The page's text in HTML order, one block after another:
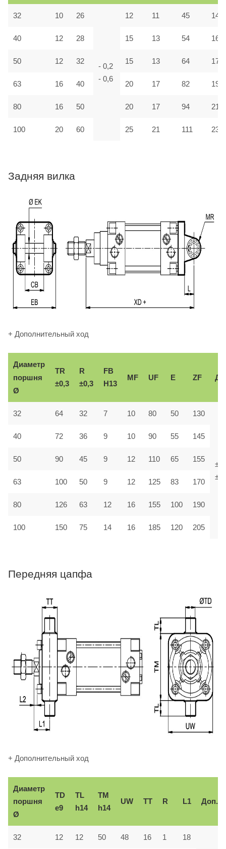
32 10 26
- 0,2
- 0,6
12 11 45 142
40 12 28 15 13 54 160
50 12 32 15 13 64 170
63 16 40 20 17 82 190
80 16 50 20 17 94 210
100 20 60 25 21 111 230
Задняя вилка
+ Дополнительный ход
Диаметр
поршня
Ø
TR
±0,3
R
±0,3
FB
H13
MF UF E ZF
32 64 32 7 10 80 50 130
40 72 36 9 10 90 55 145
50 90 45 9 12 110 65 155
63 100 50 9 12 125 83 170
80 126 63 12 16 155 100 190
100 150 75 14 16 185 120 205
Передняя цапфа
+ Дополнительный ход
Диаметр
поршня
Ø
TD
e9
TL
h14
TM
h14
UW TT R L1 Доп.
32 12 12 50 48 16 1 18